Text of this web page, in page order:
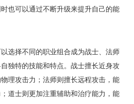
也可以通过不断升级来提升自己的能
选择不同的职业组合成为战士、法师
独特的技能和特点。战士擅长近身攻
理攻击力；法师则擅长远程攻击，能
道士则更加注重辅助和治疗能力，能